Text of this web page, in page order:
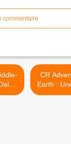
commentaire
CR
Earth :